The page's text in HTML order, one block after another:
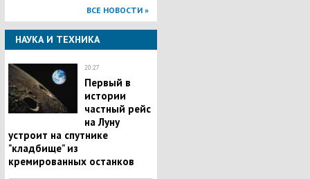
ВСЕ НОВОСТИ »
НАУКА И ТЕХНИКА
20:27
Первый в
истории
частный рейс
на Луну
устроит на спутнике
"кладбище" из
кремированных останков